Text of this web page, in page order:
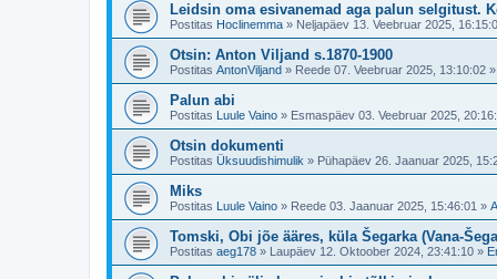
Leidsin oma esivanemad aga palun selgitust.
Postitas Hoclinemma » Neljapäev 13. Veebruar 2025,
Otsin: Anton Viljand s.1870-1900
Postitas AntonViljand » Reede 07. Veebruar 2025, 13:10:02 »
Palun abi
Postitas Luule Vaino » Esmaspäev 03. Veebruar 2025,
Otsin dokumenti
Postitas Üksuudishimulik » Pühapäev 26. Jaanuar 2025,
Miks
Postitas Luule Vaino » Reede 03. Jaanuar 2025, 15:46:01 »
Tomski, Obi jõe ääres, küla Šegarka (Vana-
Postitas aeg178 » Laupäev 12. Oktoober 2024, 23:41:10 »